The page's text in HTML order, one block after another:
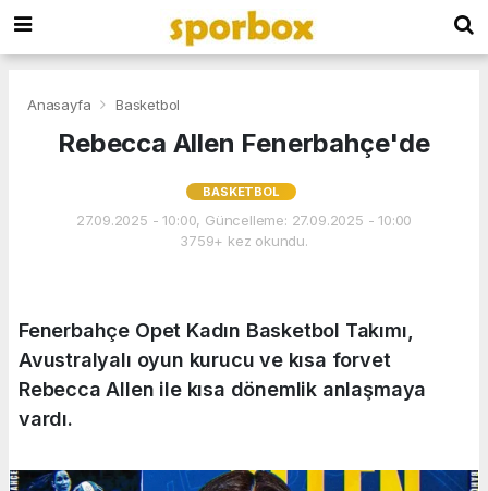
Anasayfa Basketbol
Rebecca Allen Fenerbahçe'de
BASKETBOL
27.09.2025 - 10:00, Güncelleme: 27.09.2025 - 10:00
3759+ kez okundu.
Fenerbahçe Opet Kadın Basketbol Takımı,
Avustralyalı oyun kurucu ve kısa forvet
Rebecca Allen ile kısa dönemlik anlaşmaya
vardı.